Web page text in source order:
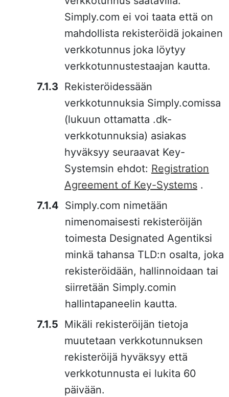
Simply.com ei voi taata että on
mahdollista rekisteröidä jokainen
verkkotunnus joka löytyy
verkkotunnustestaajan kautta.
Rekisteröidessään
verkkotunnuksia Simply.comissa
(lukuun ottamatta .dk-
verkkotunnuksia) asiakas
hyväksyy seuraavat Key-
Systemsin ehdot: Registration
Agreement of Key-Systems .
Simply.com nimetään
nimenomaisesti rekisteröijän
toimesta Designated Agentiksi
minkä tahansa TLD:n osalta, joka
rekisteröidään, hallinnoidaan tai
siirretään Simply.comin
hallintapaneelin kautta.
Mikäli rekisteröijän tietoja
muutetaan verkkotunnuksen
rekisteröijä hyväksyy että
verkkotunnusta ei lukita 60
päivään.